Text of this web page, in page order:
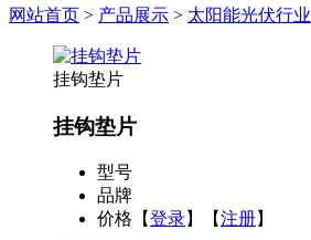
网站首页 > 产品展示 > 太阳能光伏行业
挂钩垫片
挂钩垫片
型号
品牌
价格 【登录】【注册】